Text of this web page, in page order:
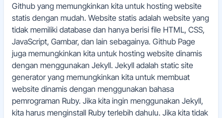
Github yang memungkinkan kita untuk hosting website
statis dengan mudah. Website statis adalah website yang
tidak memiliki database dan hanya berisi file HTML, CSS,
JavaScript, Gambar, dan lain sebagainya. Github Page
juga memungkinkan kita untuk hosting website dinamis
dengan menggunakan Jekyll. Jekyll adalah static site
generator yang memungkinkan kita untuk membuat
website dinamis dengan menggunakan bahasa
pemrograman Ruby. Jika kita ingin menggunakan Jekyll,
kita harus menginstall Ruby terlebih dahulu. Jika kita tidak